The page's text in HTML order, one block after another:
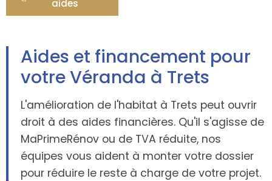
aides
Aides et financement pour
votre Véranda à Trets
L'amélioration de l'habitat à Trets peut ouvrir
droit à des aides financières. Qu'il s'agisse de
MaPrimeRénov ou de TVA réduite, nos
équipes vous aident à monter votre dossier
pour réduire le reste à charge de votre projet.